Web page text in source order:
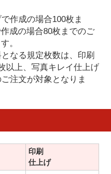
作成の場合100枚ま
成の場合80枚までのご
。
なる規定枚数は、印刷
以上、写真キレイ仕上げ
注文が対象となりま
印刷
仕上げ